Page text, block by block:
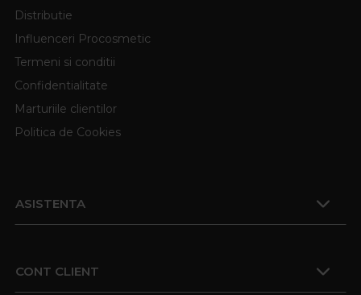
Distributie
Influenceri Procosmetic
Termeni si conditii
Confidentialitate
Marturiile clientilor
Politica de Cookies
ASISTENTA
CONT CLIENT